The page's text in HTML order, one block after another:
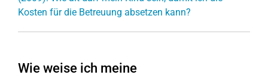
Kosten für die Betreuung absetzen kann?
Wie weise ich meine